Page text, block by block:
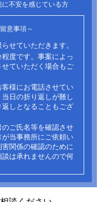
に不安を感じている方
意事項～
せていただきます。
度です。事案によっ
ていただく場合もご
客様にお電話させてい
日の折り返しが難し
しとなることもござ
のご氏名等を確認させ
当事務所にご依頼い
関係の確認のために
は承れませんので何